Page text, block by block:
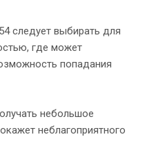
следует выбирать для
где может
попадания
небольшое
неблагоприятного